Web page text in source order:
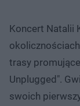
Koncert Natalii
trasy
Unplugged".
swoich